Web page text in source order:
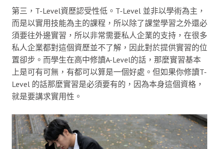
第三，T-Level資歷認受性低。T-Level 並非以學術為主，
而是以實用技能為主的課程，所以除了課堂學習之外還必
須要往外邊實習，所以非常需要私人企業的支持，在很多
私人企業都對這個資歷並不了解，因此對於提供實習的位
置卻步。而學生在高中修讀A-Level的話，那麼實習基本
上是可有可無，有都可以算是一個好處。但如果你修讀T-
Level 的話那麼實習是必須要有的，因為本身這個資格，
就是要講求實用性。